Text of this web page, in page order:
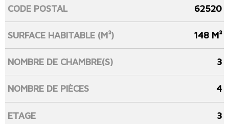
Caractérisque Valeurs
CODE POSTAL 62520
SURFACE HABITABLE (M²) 148 M²
NOMBRE DE CHAMBRE(S) 3
NOMBRE DE PIÈCES 4
ETAGE 3